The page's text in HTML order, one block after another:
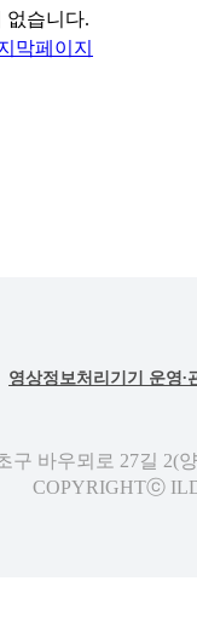
없습니다.
막페이지
영상정보처리기기 운영∙
구 바우뫼로 27길 2(
COPYRIGHTⓒ